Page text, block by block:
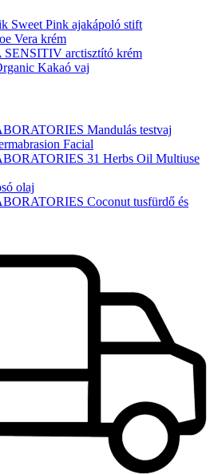
Sweet Pink ajakápoló stift
Vera krém
arctisztító krém
Kakaó vaj
Mandulás testvaj
Facial
31 Herbs Oil Multiuse
olaj
Coconut tusfürdő és